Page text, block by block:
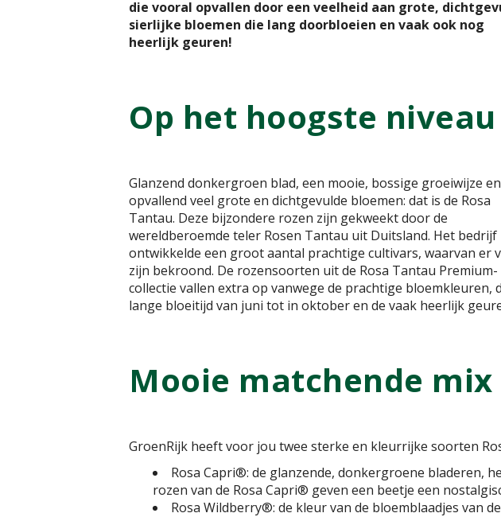
die vooral opvallen door een veelheid aan grote,
sierlijke bloemen die lang doorbloeien en vaak ook nog
heerlijk geuren!
Op het hoogste niveau
Glanzend donkergroen blad, een mooie, bossige groeiwijze en
opvallend veel grote en dichtgevulde bloemen: dat is de Rosa
Tantau. Deze bijzondere rozen zijn gekweekt door de
wereldberoemde teler Rosen Tantau uit Duitsland. Het bedrijf
ontwikkelde een groot aantal prachtige cultivars, waarvan er
zijn bekroond. De rozensoorten uit de Rosa Tantau Premium-
collectie vallen extra op vanwege de prachtige bloemkleuren,
lange bloeitijd van juni tot in oktober en de vaak heerlijk
Mooie matchende mix
GroenRijk heeft voor jou twee sterke en kleurrijke soorten
Rosa Capri®: de glanzende, donkergroene bladeren,
rozen van de Rosa Capri® geven een beetje een
Rosa Wildberry®: de kleur van de bloemblaadjes van